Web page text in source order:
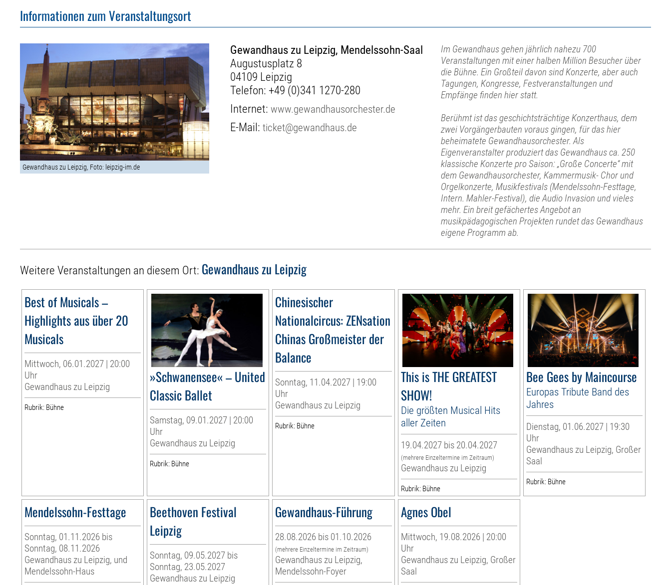
Informationen zum Veranstaltungsort
Gewandhaus zu Leipzig, Foto: leipzig-im.de
Gewandhaus zu Leipzig, Mendelssohn-Saal
Augustusplatz 8
04109 Leipzig
Telefon: +49 (0)341 1270-280
Internet:www.gewandhausorchester.de
E-Mail:ticket@gewandhaus.de
Im Gewandhaus gehen jährlich nahezu 700
Veranstaltungen mit einer halben Million Besucher über
die Bühne. Ein Großteil davon sind Konzerte, aber auch
Tagungen, Kongresse, Festveranstaltungen und
Empfänge finden hier statt.
Berühmt ist das geschichtsträchtige Konzerthaus, dem
zwei Vorgängerbauten voraus gingen, für das hier
beheimatete Gewandhausorchester. Als
Eigenveranstalter produziert das Gewandhaus ca. 250
klassische Konzerte pro Saison: „Große Concerte“ mit
dem Gewandhausorchester, Kammermusik- Chor und
Orgelkonzerte, Musikfestivals (Mendelssohn-Festtage,
Intern. Mahler-Festival), die Audio Invasion und vieles
mehr. Ein breit gefächertes Angebot an
musikpädagogischen Projekten rundet das Gewandhaus
eigene Programm ab.
Weitere Veranstaltungen an diesem Ort: Gewandhaus zu Leipzig
Best of Musicals –
Highlights aus über 20
Musicals
Mittwoch, 06.01.2027 | 20:00
Uhr
Gewandhaus zu Leipzig
Rubrik: Bühne
»Schwanensee« – United
Classic Ballet
Samstag, 09.01.2027 | 20:00
Uhr
Gewandhaus zu Leipzig
Rubrik: Bühne
Chinesischer
Nationalcircus: ZENsation
Chinas Großmeister der
Balance
Sonntag, 11.04.2027 | 19:00
Uhr
Gewandhaus zu Leipzig
Rubrik: Bühne
This is THE GREATEST
SHOW!
Die größten Musical Hits
aller Zeiten
19.04.2027 bis 20.04.2027
(mehrere Einzeltermine im Zeitraum)
Gewandhaus zu Leipzig
Rubrik: Bühne
Bee Gees by Maincourse
Europas Tribute Band des
Jahres
Dienstag, 01.06.2027 | 19:30
Uhr
Gewandhaus zu Leipzig, Großer
Saal
Rubrik: Bühne
Mendelssohn-Festtage
Sonntag, 01.11.2026 bis
Sonntag, 08.11.2026
Gewandhaus zu Leipzig, und
Mendelssohn-Haus
Beethoven Festival
Leipzig
Sonntag, 09.05.2027 bis
Sonntag, 23.05.2027
Gewandhaus zu Leipzig
Gewandhaus-Führung
28.08.2026 bis 01.10.2026
(mehrere Einzeltermine im Zeitraum)
Gewandhaus zu Leipzig,
Mendelssohn-Foyer
Agnes Obel
Mittwoch, 19.08.2026 | 20:00
Uhr
Gewandhaus zu Leipzig, Großer
Saal